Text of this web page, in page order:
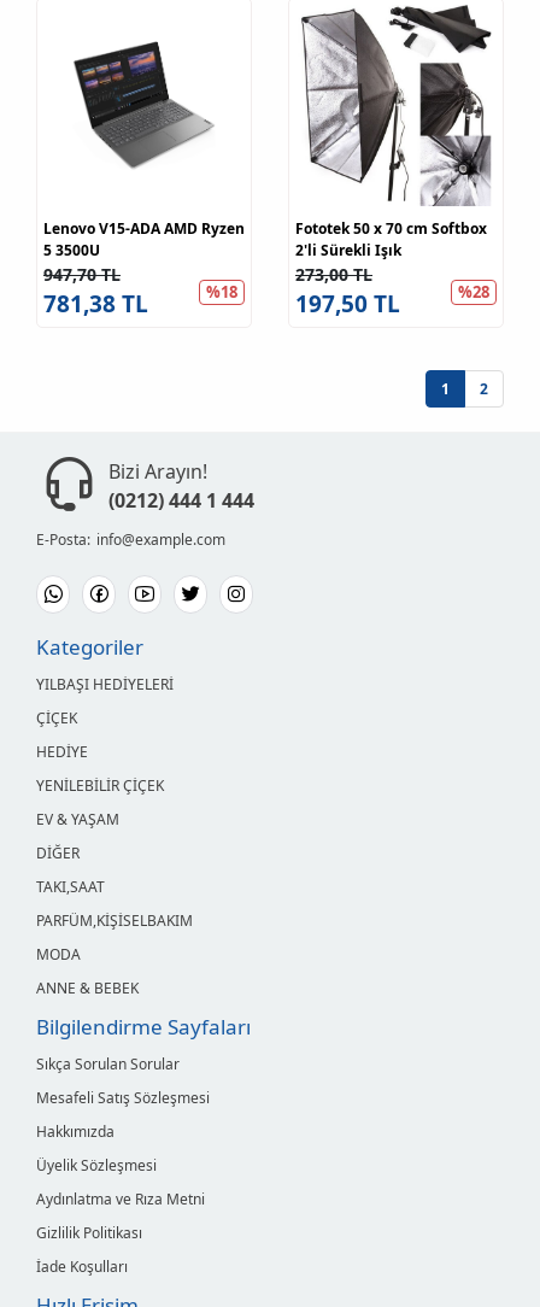
Lenovo V15-ADA AMD Ryzen
5 3500U
947,70 TL
%18
781,38 TL
Fototek 50 x 70 cm Softbox
2'li Sürekli Işık
273,00 TL
%28
197,50 TL
1 2
Bizi Arayın!
(0212) 444 1 444
E-Posta: info@example.com
Kategoriler
YILBAŞI HEDİYELERİ
ÇİÇEK
HEDİYE
YENİLEBİLİR ÇİÇEK
EV & YAŞAM
DİĞER
TAKI,SAAT
PARFÜM,KİŞİSELBAKIM
MODA
ANNE & BEBEK
Bilgilendirme Sayfaları
Sıkça Sorulan Sorular
Mesafeli Satış Sözleşmesi
Hakkımızda
Üyelik Sözleşmesi
Aydınlatma ve Rıza Metni
Gizlilik Politikası
İade Koşulları